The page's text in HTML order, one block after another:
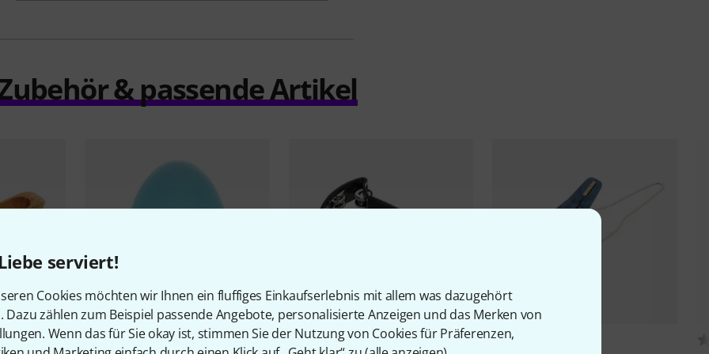
serviert!
Cookies möchten wir Ihnen ein fluffiges Einkaufserlebnis mit allem was dazugehört
Dazu zählen zum Beispiel passende Angebote, personalisierte Anzeigen und das Merken von
Wenn das für Sie okay ist, stimmen Sie der Nutzung von Cookies für Präferenzen,
& passende Artikel
2314
994